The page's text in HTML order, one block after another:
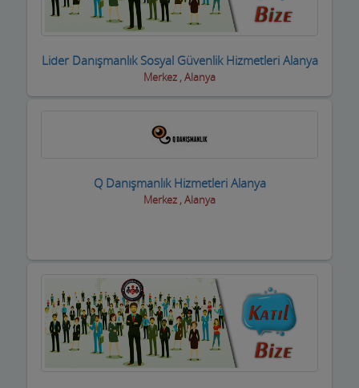
Deniz Ürün ve Malzemeleri
Dernek ve Vakıflar
Diğer Hizmet Sektörleri
Diş Hekimleri
Döşemeciler,Brandacılar ,Tente,Çadırcılar
Döviz Büroları
Düğün Nişan Salonları
Lider Danışmanlık Sosyal Güvenlik Hizmetleri Alanya
Merkez , Alanya
Q Danışmanlık Hizmetleri Alanya
Merkez , Alanya